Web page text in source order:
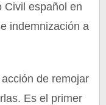
Civil español en
indemnización a
de remojar
Es el primer